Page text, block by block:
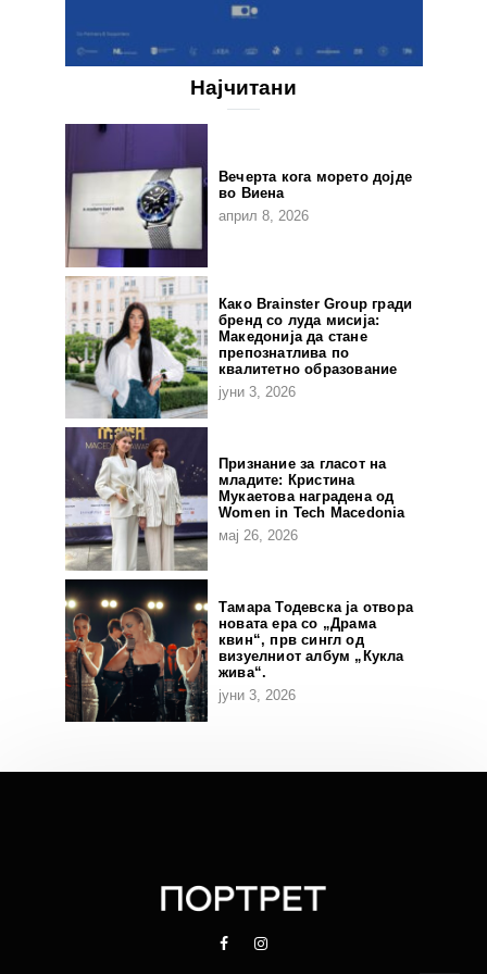
Најчитани
Вечерта кога морето дојде
во Виена
април 8, 2026
Како Brainster Group гради
бренд со луда мисија:
Македонија да стане
препознатлива по
квалитетно образование
јуни 3, 2026
Признание за гласот на
младите: Кристина
Мукаетова наградена од
Women in Tech Macedonia
мај 26, 2026
Тамара Тодевска ја отвора
новата ера со „Драма
квин“, прв сингл од
визуелниот албум „Кукла
жива“.
јуни 3, 2026